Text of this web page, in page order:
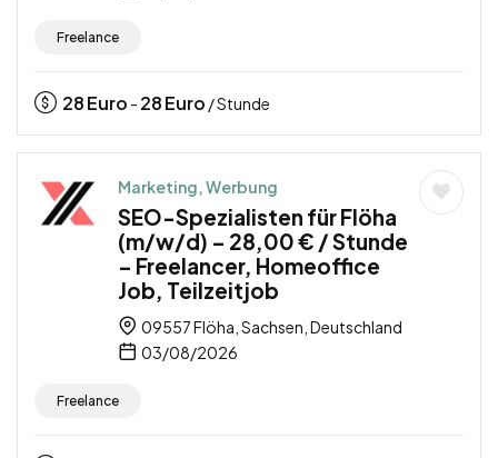
Freelance
28Euro - 28Euro / Stunde
Marketing, Werbung
SEO-Spezialisten für Flöha
(m/w/d) – 28,00 € / Stunde
– Freelancer, Homeoffice
Job, Teilzeitjob
09557 Flöha, Sachsen, Deutschland
03/08/2026
Freelance